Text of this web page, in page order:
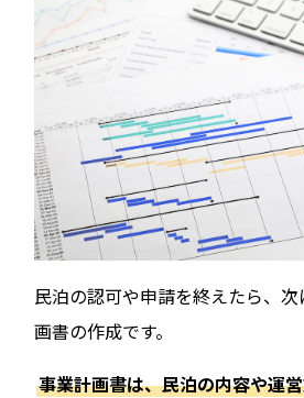
民泊の認可や申請を終えたら、
画書の作成です。
事業計画書は、民泊の内容や運